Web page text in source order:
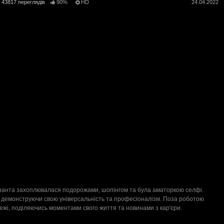
43817 переглядів 90% HD 24.04.2022
захоплювалася подорожами, шопінгом та була аматоркою селфі.
свою універсальність та професіоналізм. Поза роботою
поділяючись моментами свого життя та новинами з кар'єри.